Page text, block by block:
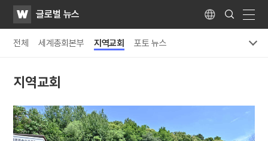
WATV글로벌 뉴스 Language
Search
Submit
전체 세계총회본부 지역교회 포토 뉴스
지역교회